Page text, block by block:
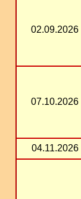
02.09.2026
07.10.2026
04.11.2026